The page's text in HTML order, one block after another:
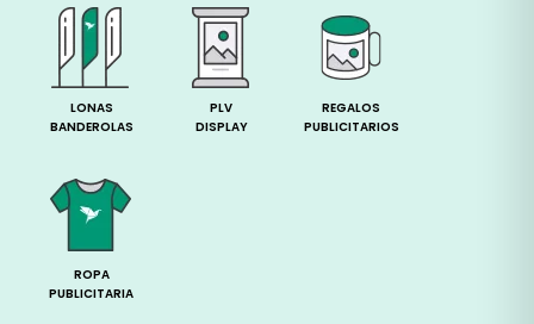
LONAS
BANDEROLAS
PLV
DISPLAY
REGALOS
PUBLICITARIOS
ROPA
PUBLICITARIA